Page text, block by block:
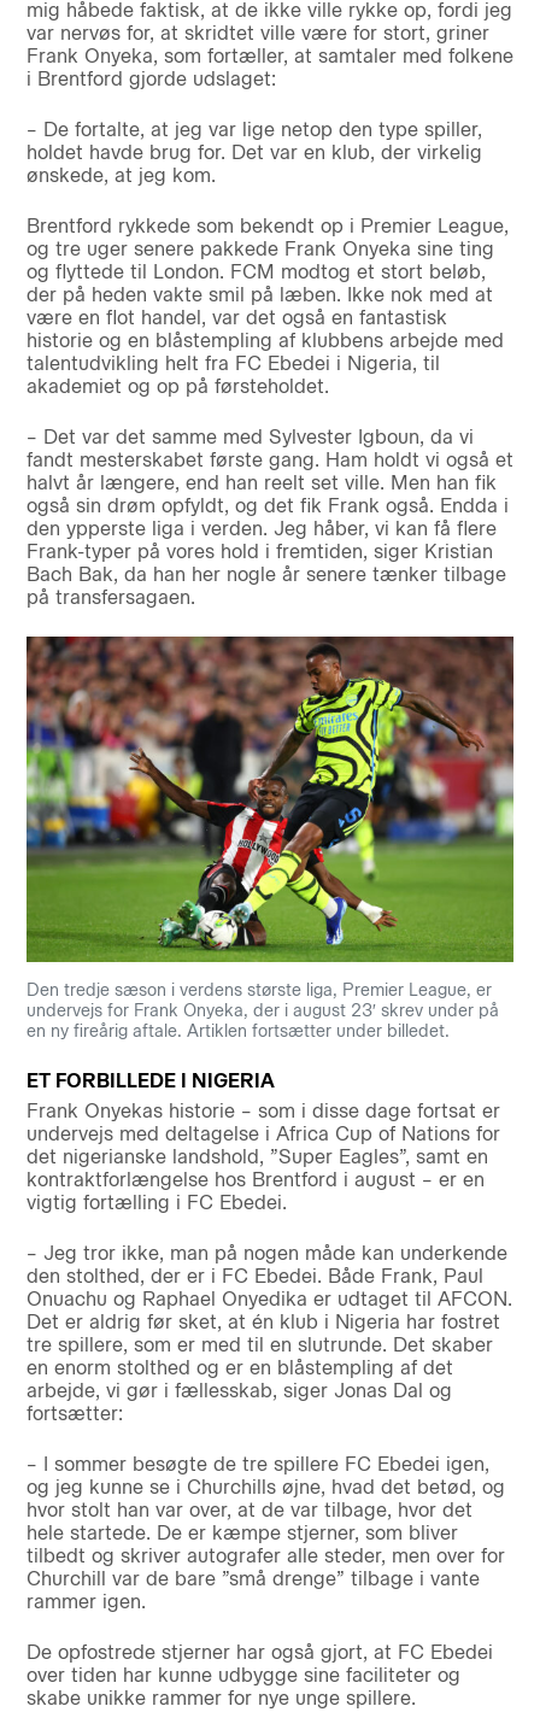
mig håbede faktisk, at de ikke ville rykke op, fordi jeg
var nervøs for, at skridtet ville være for stort, griner
Frank Onyeka, som fortæller, at samtaler med folkene
i Brentford gjorde udslaget:
– De fortalte, at jeg var lige netop den type spiller,
holdet havde brug for. Det var en klub, der virkelig
ønskede, at jeg kom.
Brentford rykkede som bekendt op i Premier League,
og tre uger senere pakkede Frank Onyeka sine ting
og flyttede til London. FCM modtog et stort beløb,
der på heden vakte smil på læben. Ikke nok med at
være en flot handel, var det også en fantastisk
historie og en blåstempling af klubbens arbejde med
talentudvikling helt fra FC Ebedei i Nigeria, til
akademiet og op på førsteholdet.
– Det var det samme med Sylvester Igboun, da vi
fandt mesterskabet første gang. Ham holdt vi også et
halvt år længere, end han reelt set ville. Men han fik
også sin drøm opfyldt, og det fik Frank også. Endda i
den ypperste liga i verden. Jeg håber, vi kan få flere
Frank-typer på vores hold i fremtiden, siger Kristian
Bach Bak, da han her nogle år senere tænker tilbage
på transfersagaen.
Den tredje sæson i verdens største liga, Premier League, er
undervejs for Frank Onyeka, der i august 23′ skrev under på
en ny fireårig aftale. Artiklen fortsætter under billedet.
ET FORBILLEDE I NIGERIA
Frank Onyekas historie – som i disse dage fortsat er
undervejs med deltagelse i Africa Cup of Nations for
det nigerianske landshold, ”Super Eagles”, samt en
kontraktforlængelse hos Brentford i august – er en
vigtig fortælling i FC Ebedei.
– Jeg tror ikke, man på nogen måde kan underkende
den stolthed, der er i FC Ebedei. Både Frank, Paul
Onuachu og Raphael Onyedika er udtaget til AFCON.
Det er aldrig før sket, at én klub i Nigeria har fostret
tre spillere, som er med til en slutrunde. Det skaber
en enorm stolthed og er en blåstempling af det
arbejde, vi gør i fællesskab, siger Jonas Dal og
fortsætter:
– I sommer besøgte de tre spillere FC Ebedei igen,
og jeg kunne se i Churchills øjne, hvad det betød, og
hvor stolt han var over, at de var tilbage, hvor det
hele startede. De er kæmpe stjerner, som bliver
tilbedt og skriver autografer alle steder, men over for
Churchill var de bare ”små drenge” tilbage i vante
rammer igen.
De opfostrede stjerner har også gjort, at FC Ebedei
over tiden har kunne udbygge sine faciliteter og
skabe unikke rammer for nye unge spillere.